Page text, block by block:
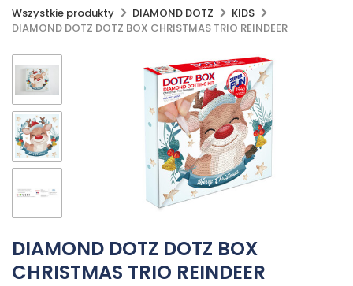
Wszystkie produkty DIAMOND DOTZ
KIDS
DIAMOND DOTZ DOTZ BOX CHRISTMAS TRIO REINDEER
DIAMOND DOTZ DOTZ BOX
CHRISTMAS TRIO REINDEER